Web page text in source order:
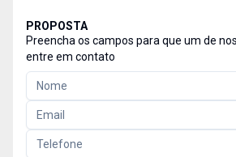
PROPOSTA
Preencha os campos para que um de
entre em contato